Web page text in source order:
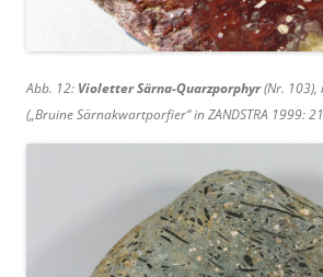
Abb. 12: Violetter Särna-Quarzporphyr(Nr. 103),
(„Bruine Särnakwartporfier“ in ZANDSTRA 1999: